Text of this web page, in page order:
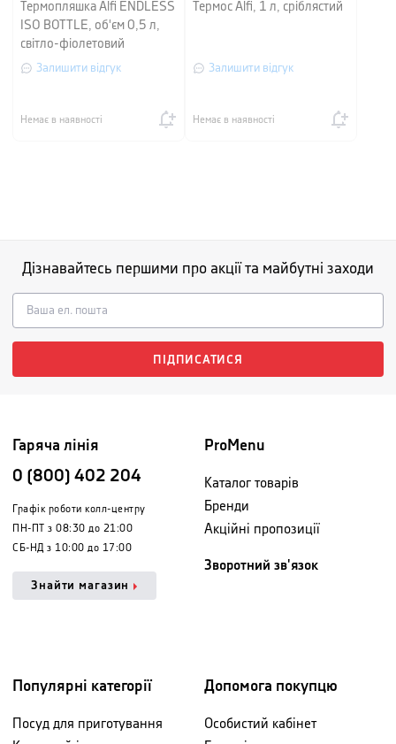
Термопляшка Alfi ENDLESS
ISO BOTTLE, об'єм 0,5 л,
світло-фіолетовий
Залишити відгук
Немає в наявності
Термос Alfi, 1 л, сріблястий
Залишити відгук
Немає в наявності
Дізнавайтесь першими про акції та майбутні заходи
ПІДПИСАТИСЯ
Гаряча лінія
0 (800) 402 204
Графік роботи колл-центру
ПН-ПТ з 08:30 до 21:00
СБ-НД з 10:00 до 17:00
Знайти магазин
ProMenu
Каталог товарів
Бренди
Акційні пропозиції
Зворотний зв'язок
Популярні категорії
Посуд для приготування
Допомога покупцю
Особистий кабінет